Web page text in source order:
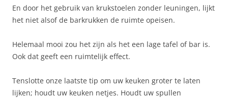
En door het gebruik van krukstoelen zonder leuningen, lijkt
het niet alsof de barkrukken de ruimte opeisen.
Helemaal mooi zou het zijn als het een lage tafel of bar is.
Ook dat geeft een ruimtelijk effect.
Tenslotte onze laatste tip om uw keuken groter te laten
lijken; houdt uw keuken netjes. Houdt uw spullen